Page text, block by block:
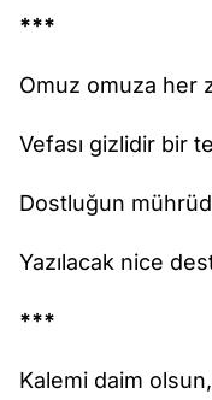
***
Omuz omuza her
Vefası gizlidir bir
Dostluğun
Yazılacak nice
***
Kalemi daim